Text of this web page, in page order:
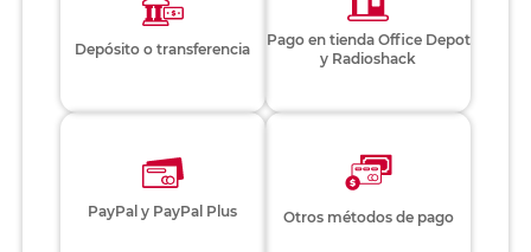
Depósito o transferencia
Pago en tienda Office Depot
y Radioshack
PayPal y PayPal Plus Otros métodos de pago